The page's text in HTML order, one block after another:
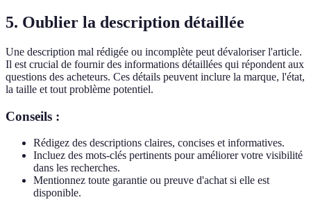
5. Oublier la description détaillée
Une description mal rédigée ou incomplète peut dévaloriser l'article.
Il est crucial de fournir des informations détaillées qui répondent aux
questions des acheteurs. Ces détails peuvent inclure la marque, l'état,
la taille et tout problème potentiel.
Conseils :
Rédigez des descriptions claires, concises et informatives.
Incluez des mots-clés pertinents pour améliorer votre visibilité
dans les recherches.
Mentionnez toute garantie ou preuve d'achat si elle est
disponible.